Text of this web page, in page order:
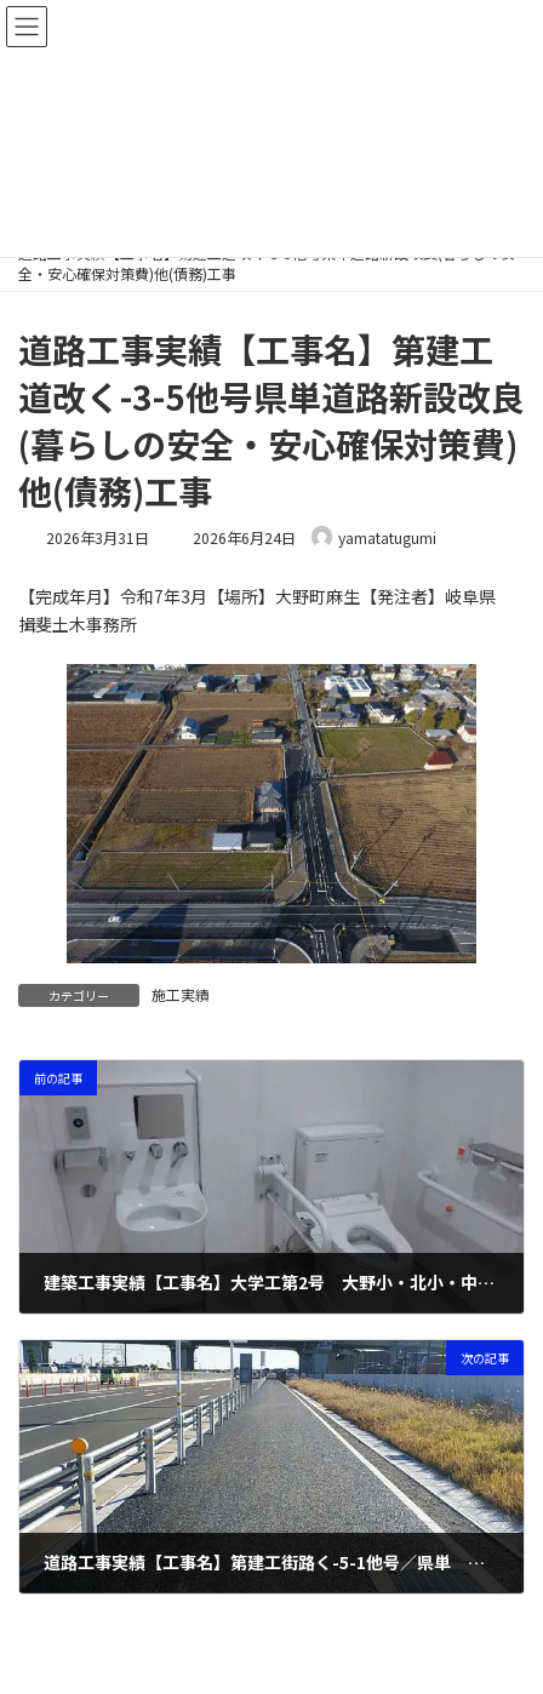
道路工事実績【工事名】第建工道改く-3-5他号県単道路新設改良(暮らしの安
全・安心確保対策費)他(債務)工事
道路工事実績【工事名】第建工
道改く-3-5他号県単道路新設改良
(暮らしの安全・安心確保対策費)
他(債務)工事
2026年3月31日 2026年6月24日 yamatatugumi
【完成年月】令和7年3月【場所】大野町麻生【発注者】岐阜県
揖斐土木事務所
カテゴリー 施工実績
前の記事
建築工事実績【工事名】大学工第2号 大野小・北小・中小学校屋内運動場トイレ改修工事
次の記事
道路工事実績【工事名】第建工街路く-5-1他号／県単 街路事業（暮らしの安全・安心確保対策）他（債務）工事